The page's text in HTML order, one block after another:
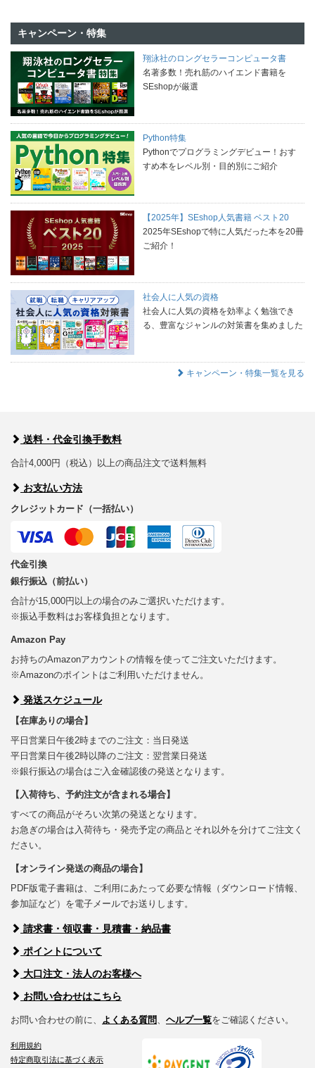
キャンペーン・特集
翔泳社のロングセラーコンピュータ書
名著多数！売れ筋のハイエンド書籍を
SEshopが厳選
Python特集
Pythonでプログラミングデビュー！おす
すめ本をレベル別・目的別にご紹介
【2025年】SEshop人気書籍 ベスト20
2025年SEshopで特に人気だった本を20冊
ご紹介！
社会人に人気の資格
社会人に人気の資格を効率よく勉強でき
る、豊富なジャンルの対策書を集めました
キャンペーン・特集一覧を見る
送料・代金引換手数料
合計4,000円（税込）以上の商品注文で送料無料
お支払い方法
クレジットカード（一括払い）
代金引換
銀行振込（前払い）
合計が15,000円以上の場合のみご選択いただけます。
※振込手数料はお客様負担となります。
Amazon Pay
お持ちのAmazonアカウントの情報を使ってご注文いただけます。
※Amazonのポイントはご利用いただけません。
発送スケジュール
【在庫ありの場合】
平日営業日午後2時までのご注文：当日発送
平日営業日午後2時以降のご注文：翌営業日発送
※銀行振込の場合はご入金確認後の発送となります。
【入荷待ち、予約注文が含まれる場合】
すべての商品がそろい次第の発送となります。
お急ぎの場合は入荷待ち・発売予定の商品とそれ以外を分けてご注文く
ださい。
【オンライン発送の商品の場合】
PDF版電子書籍は、ご利用にあたって必要な情報（ダウンロード情報、
参加証など）を電子メールでお送りします。
請求書・領収書・見積書・納品書
ポイントについて
大口注文・法人のお客様へ
お問い合わせはこちら
お問い合わせの前に、 よくある質問、 ヘルプ一覧をご確認ください。
利用規約
特定商取引法に基づく表示